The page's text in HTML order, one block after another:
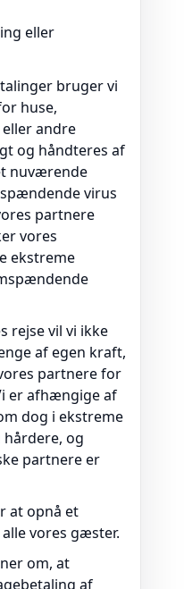
eller
bruger vi
huse,
andre
og håndteres af
nuværende
virus
partnere
vores
ekstreme
rejse vil vi ikke
af egen kraft,
partnere for
er afhængige af
dog i ekstreme
og
partnere er
at opnå et
vores gæster.
om, at
af